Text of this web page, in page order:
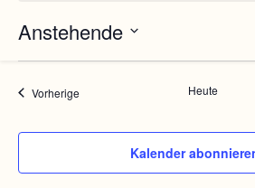
Anstehende
Datum
VorherigeVeranstaltungen Heute
Kalender